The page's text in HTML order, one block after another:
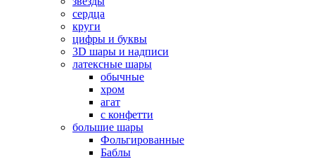
сердца
круги
цифры и буквы
3D шары и надписи
латексные шары
обычные
хром
агат
с конфетти
большие шары
Фольгированные
Баблы